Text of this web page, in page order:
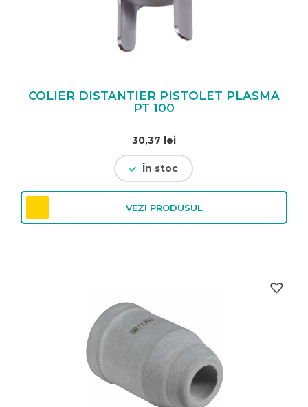
COLIER DISTANTIER PISTOLET PLASMA
PT 100
30,37 lei
În stoc
VEZI PRODUSUL